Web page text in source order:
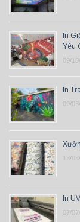
In
Yêu
09/
In
09/
13/
In
07/